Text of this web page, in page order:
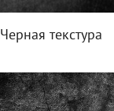
Черная текстура